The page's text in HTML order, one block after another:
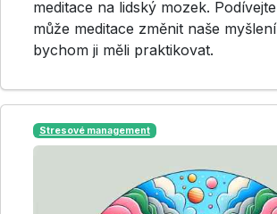
meditace na lidský mozek.
může meditace změnit naše
bychom ji měli praktikovat.
Stresové management